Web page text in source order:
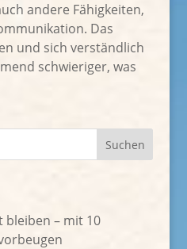
andere Fähigkeiten,
Das
und sich verständlich
schwieriger, was
bleiben – mit 10